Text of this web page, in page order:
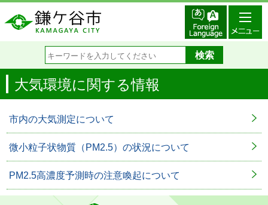
大気環境に関する情報
市内の大気測定について
微小粒子状物質（PM2.5）の状況について
PM2.5高濃度予測時の注意喚起について